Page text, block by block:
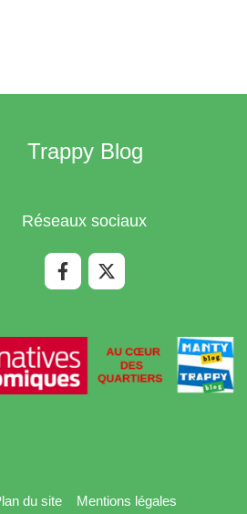
Trappy Blog
Réseaux sociaux
du site Mentions légales